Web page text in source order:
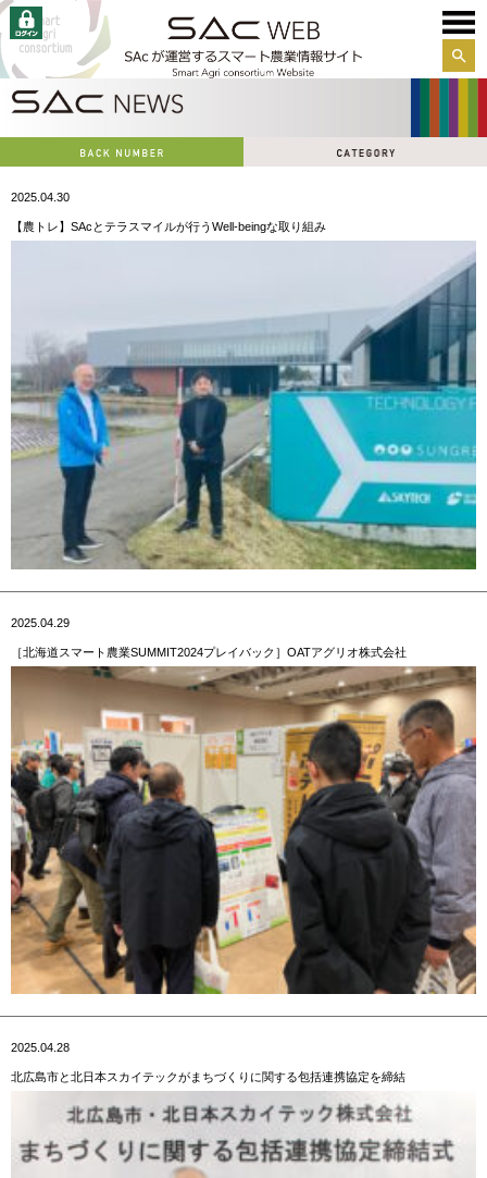
サイ
2025.04.30
【農トレ】SAcとテラスマイルが行うWell-beingな取り組み
2025.04.29
［北海道スマート農業SUMMIT2024プレイバック］OATアグリオ株式会社
2025.04.28
北広島市と北日本スカイテックがまちづくりに関する包括連携協定を締結